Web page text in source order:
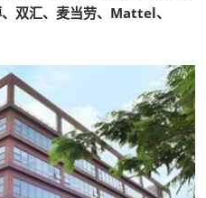
双汇、麦当劳、Mattel、